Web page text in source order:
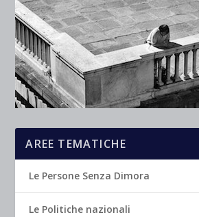
AREE TEMATICHE
Le Persone Senza Dimora
Le Politiche nazionali